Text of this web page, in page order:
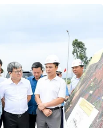
mại thuộc Bộ Công nghiệp,
Quốc Yeo Han Koo và Đại
tại thủ đô Washington.